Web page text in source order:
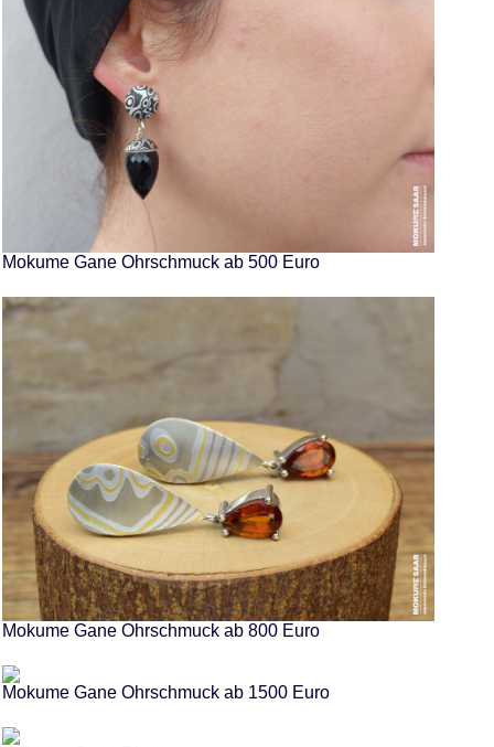
Mokume Gane Ohrschmuck ab 500 Euro
Mokume Gane Ohrschmuck ab 800 Euro
Mokume Gane Ohrschmuck ab 1500 Euro